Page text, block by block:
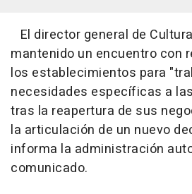
El director general de
mantenido un encuentro con
los establecimientos para
necesidades específicas a
tras la reapertura de sus
la articulación de un nuevo
informa la administración
comunicado.